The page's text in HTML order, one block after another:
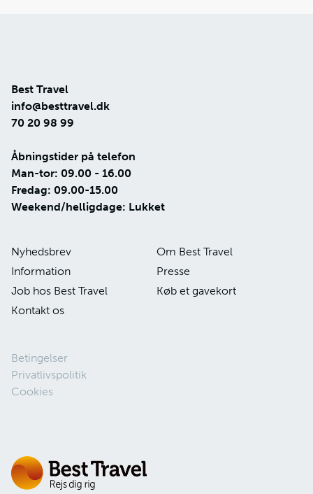
Best Travel
info@besttravel.dk
70 20 98 99
Åbningstider på telefon
Man-tor: 09.00 - 16.00
Fredag: 09.00-15.00
Weekend/helligdage: Lukket
Nyhedsbrev
Om Best Travel
Information
Presse
Job hos Best Travel
Køb et gavekort
Kontakt os
Betingelser
Privatlivspolitik
Cookies